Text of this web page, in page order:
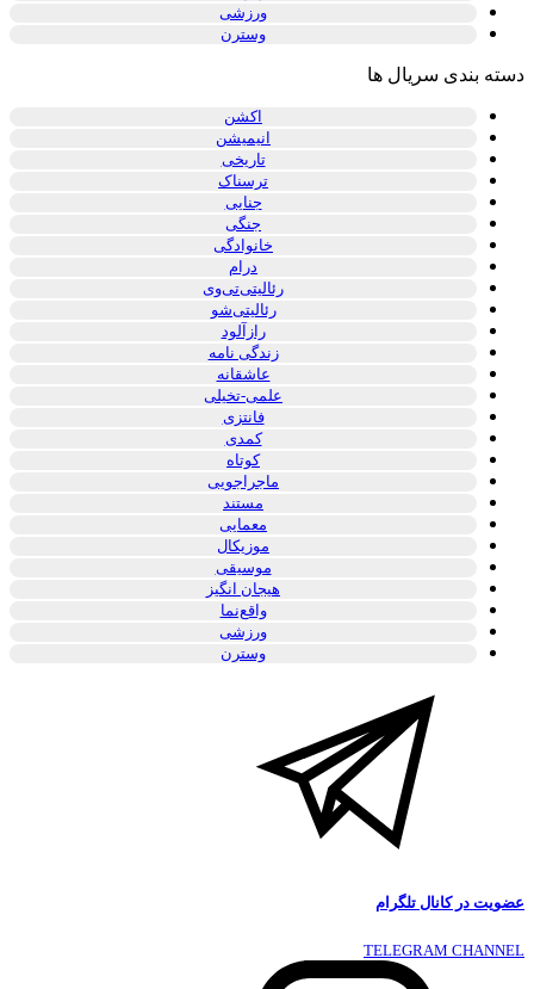
ورزشی
وسترن
دسته بندی سریال ها
اکشن
انیمیشن
تاریخی
ترسناک
جنایی
جنگی
خانوادگی
درام
رئالیتی‌تی‌وی
رئالیتی‌شو
رازآلود
زندگی نامه
عاشقانه
علمی-تخیلی
فانتزی
کمدی
کوتاه
ماجراجویی
مستند
معمایی
موزیکال
موسیقی
هیجان انگیز
واقع‌نما
ورزشی
وسترن
عضویت در کانال تلگرام
TELEGRAM CHANNEL